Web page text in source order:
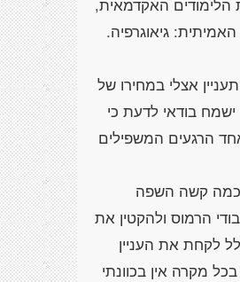
האקדמאית,
אצלי במחירו של
בודאי לדעת כי
הרגעים המשפילים
כמה קשה השפה
הרמוס ולהקטין את
לקחת את העניין
מקרה אין בכוונתי